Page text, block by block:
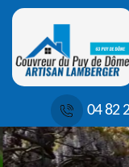
04 82